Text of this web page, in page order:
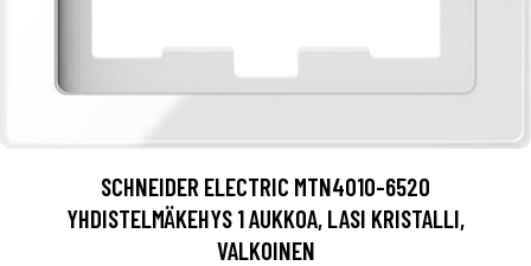
SCHNEIDER ELECTRIC MTN4010-6520
YHDISTELMÄKEHYS 1 AUKKOA, LASI KRISTALLI,
VALKOINEN